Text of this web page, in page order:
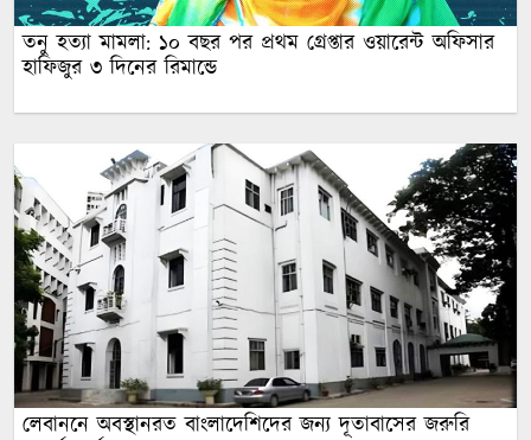
তনু হত্যা মামলা: ১০ বছর পর প্রথম গ্রেপ্তার ওয়ারেন্ট অফিসার
হাফিজুর ৩ দিনের রিমান্ডে
লেবাননে অবস্থানরত বাংলাদেশিদের জন্য দূতাবা‌সের জরুরি